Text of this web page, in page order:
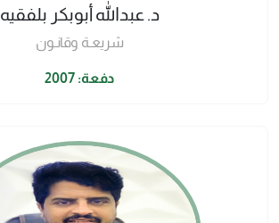
د. عبدالله أبوبكر بلفقيه
شريعـة وقانـون
دفعة: 2007